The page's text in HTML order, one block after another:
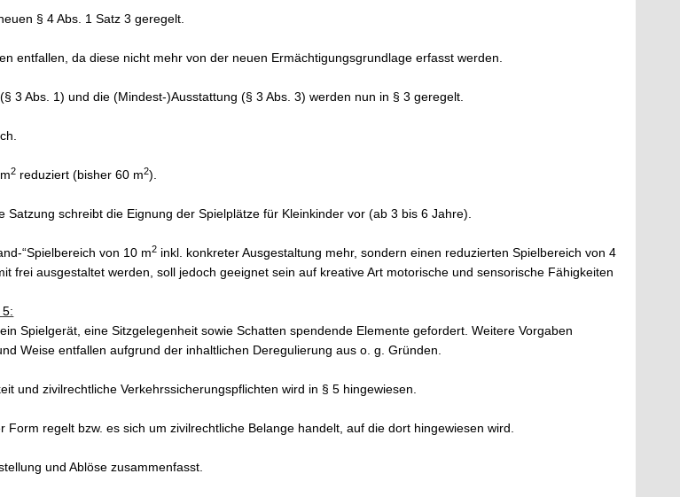
§ 4 Abs. 1 Satz 3 geregelt.
entfallen, da diese nicht mehr von der neuen Ermächtigungsgrundlage erfasst werden.
3 Abs. 1) und die (Mindest-)Ausstattung (§ 3 Abs. 3) werden nun in § 3 geregelt.
2 reduziert (bisher 60 m2).
Satzung schreibt die Eignung der Spielplätze für Kleinkinder vor (ab 3 bis 6 Jahre).
“Spielbereich von 10 m2 inkl. konkreter Ausgestaltung mehr, sondern einen reduzierten Spielbereich von 4
frei ausgestaltet werden, soll jedoch geeignet sein auf kreative Art motorische und sensorische Fähigkeiten
Spielgerät, eine Sitzgelegenheit sowie Schatten spendende Elemente gefordert. Weitere Vorgaben
Weise entfallen aufgrund der inhaltlichen Deregulierung aus o. g. Gründen.
und zivilrechtliche Verkehrssicherungspflichten wird in § 5 hingewiesen.
Form regelt bzw. es sich um zivilrechtliche Belange handelt, auf die dort hingewiesen wird.
und Ablöse zusammenfasst.